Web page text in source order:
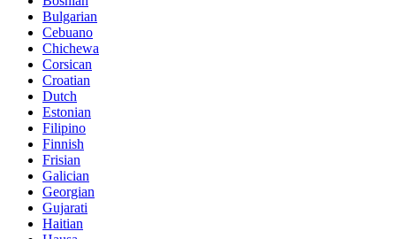
Bulgarian
Cebuano
Chichewa
Corsican
Croatian
Dutch
Estonian
Filipino
Finnish
Frisian
Galician
Georgian
Gujarati
Haitian